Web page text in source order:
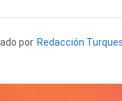
por Redacción